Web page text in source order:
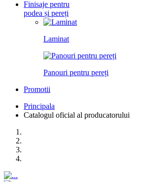
Finisaje pentru
podea și pereți
Laminat
Panouri pentru pereți
Promotii
Principala
Catalogul oficial al producatorului